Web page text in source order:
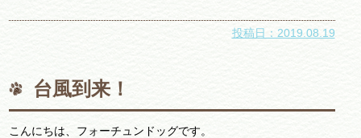
投稿日：2019.08.19
台風到来！
こんにちは、フォーチュンドッグです。